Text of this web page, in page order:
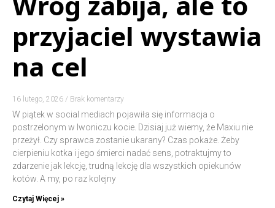
przyjaciel wystawia
na cel
16 lutego, 2026 Brak komentarzy
W piątek w social mediach pojawiła się informacja o
postrzelonym w Iwoniczu kocie. Dzisiaj już wiemy, że Maxiu nie
przeżył. Czy sprawca zostanie ukarany? Czas pokaże. Żeby
cierpieniu kotka i jego śmierci nadać sens, potraktujmy to
zdarzenie jak lekcję, trudną lekcję dla wszystkich opiekunów
kotów. A my, po raz kolejny
Czytaj Więcej »